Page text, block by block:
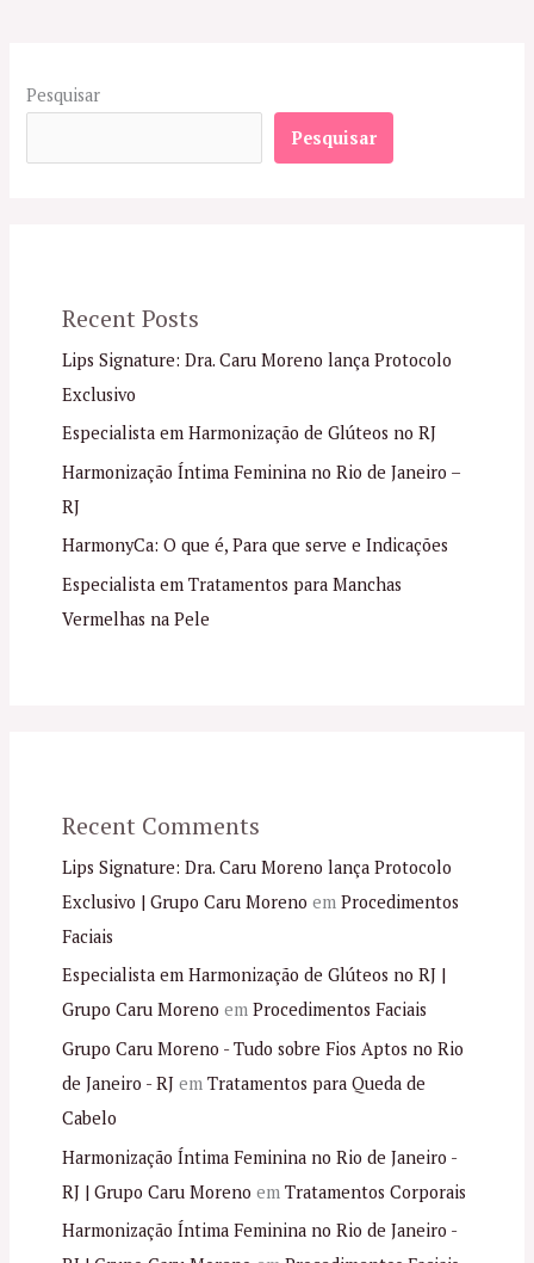
Pesquisar
Pesquisar
Recent Posts
Lips Signature: Dra. Caru Moreno lança Protocolo
Exclusivo
Especialista em Harmonização de Glúteos no RJ
Harmonização Íntima Feminina no Rio de Janeiro –
RJ
HarmonyCa: O que é, Para que serve e Indicações
Especialista em Tratamentos para Manchas
Vermelhas na Pele
Recent Comments
Lips Signature: Dra. Caru Moreno lança Protocolo
Exclusivo | Grupo Caru Moreno em Procedimentos
Faciais
Especialista em Harmonização de Glúteos no RJ |
Grupo Caru Moreno em Procedimentos Faciais
Grupo Caru Moreno - Tudo sobre Fios Aptos no Rio
de Janeiro - RJem Tratamentos para Queda de
Cabelo
Harmonização Íntima Feminina no Rio de Janeiro -
RJ | Grupo Caru Moreno em Tratamentos Corporais
Harmonização Íntima Feminina no Rio de Janeiro -